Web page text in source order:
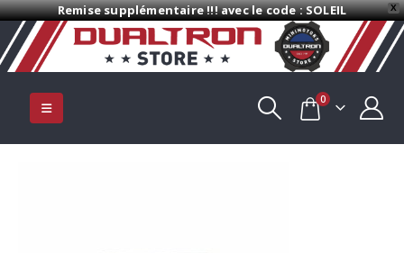
X
Remise supplémentaire !!! avec le code : SOLEIL
0